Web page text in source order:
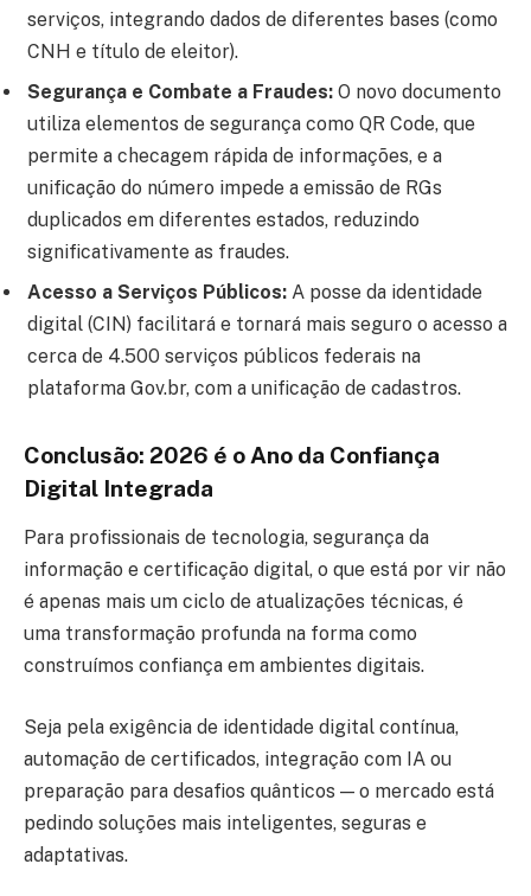
serviços, integrando dados de diferentes bases (como
CNH e título de eleitor).
Segurança e Combate a Fraudes: O novo documento
utiliza elementos de segurança como QR Code, que
permite a checagem rápida de informações, e a
unificação do número impede a emissão de RGs
duplicados em diferentes estados, reduzindo
significativamente as fraudes.
Acesso a Serviços Públicos: A posse da identidade
digital (CIN) facilitará e tornará mais seguro o acesso a
cerca de 4.500 serviços públicos federais na
plataforma Gov.br, com a unificação de cadastros.
Conclusão: 2026 é o Ano da Confiança
Digital Integrada
Para profissionais de tecnologia, segurança da
informação e certificação digital, o que está por vir não
é apenas mais um ciclo de atualizações técnicas, é
uma transformação profunda na forma como
construímos confiança em ambientes digitais.
Seja pela exigência de identidade digital contínua,
automação de certificados, integração com IA ou
preparação para desafios quânticos — o mercado está
pedindo soluções mais inteligentes, seguras e
adaptativas.